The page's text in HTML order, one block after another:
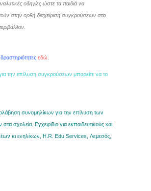
οδηγίες ώστε τα παιδιά να
στην ορθή διαχείριση συγκρούσεων στο
εδώ
για την επίλυση συγκρούσεων μπορείτε να το
συνομηλίκων για την επίλυση των
σχολεία. Εγχειρίδιο για εκπαιδευτικούς και
κι ενηλίκων, H.R. Edu Services, Λεμεσός,